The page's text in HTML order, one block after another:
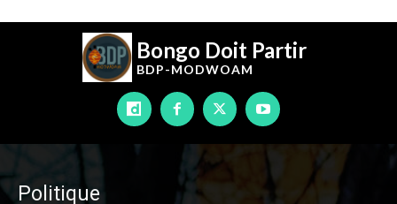
Bongo Doit Partir
BDP-MODWOAM
Politique